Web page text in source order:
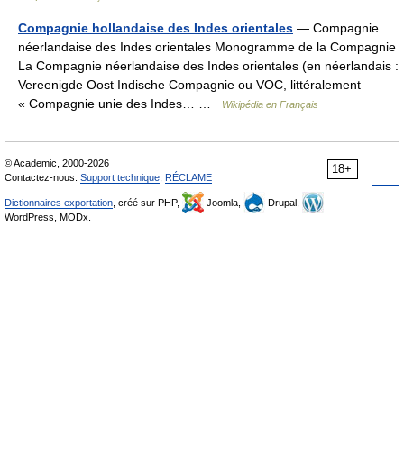
Compagnie hollandaise des Indes orientales — Compagnie
néerlandaise des Indes orientales Monogramme de la Compagnie
La Compagnie néerlandaise des Indes orientales (en néerlandais :
Vereenigde Oost Indische Compagnie ou VOC, littéralement
« Compagnie unie des Indes… …
Wikipédia en Français
18+
© Academic, 2000-2026
Contactez-nous: Support technique RÉCLAME
Dictionnaires exportation , créé sur PHP, Joomla,
Drupal,
WordPress, MODx.